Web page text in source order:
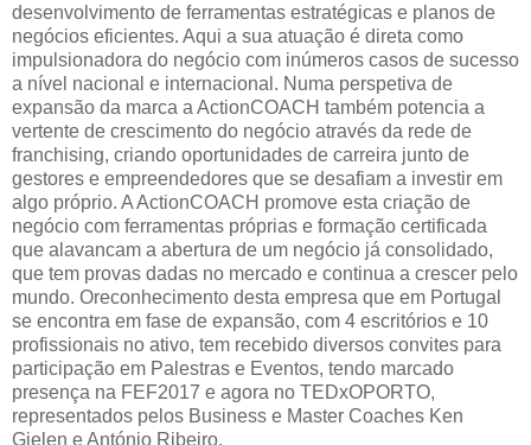
desenvolvimento de ferramentas estratégicas e planos de
negócios eficientes. Aqui a sua atuação é direta como
impulsionadora do negócio com inúmeros casos de sucesso
a nível nacional e internacional. Numa perspetiva de
expansão da marca a ActionCOACH também potencia a
vertente de crescimento do negócio através da rede de
franchising, criando oportunidades de carreira junto de
gestores e empreendedores que se desafiam a investir em
algo próprio. A ActionCOACH promove esta criação de
negócio com ferramentas próprias e formação certificada
que alavancam a abertura de um negócio já consolidado,
que tem provas dadas no mercado e continua a crescer pelo
mundo. Oreconhecimento desta empresa que em Portugal
se encontra em fase de expansão, com 4 escritórios e 10
profissionais no ativo, tem recebido diversos convites para
participação em Palestras e Eventos, tendo marcado
presença na FEF2017 e agora no TEDxOPORTO,
representados pelos Business e Master Coaches Ken
Gielen e António Ribeiro.